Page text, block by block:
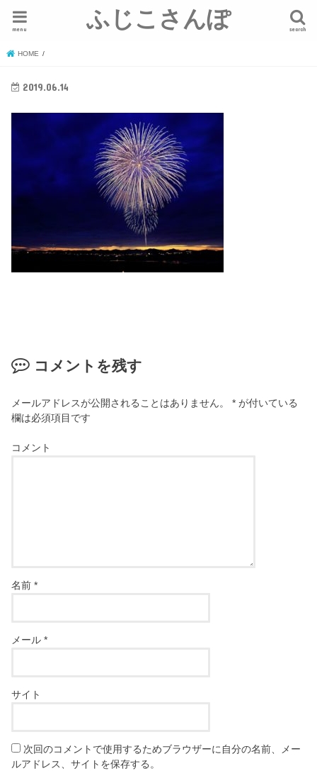
ふじこさんぽ search
menu
HOME
2019.06.14
コメントを残す
メールアドレスが公開されることはありません。 * が付いている
欄は必須項目です
コメント
名前*
メール*
サイト
次回のコメントで使用するためブラウザーに自分の名前、メー
ルアドレス、サイトを保存する。